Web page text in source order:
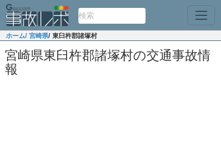
ホーム/ 宮崎県/ 東臼杵郡諸塚村
宮崎県東臼杵郡諸塚村の交通事故情
報